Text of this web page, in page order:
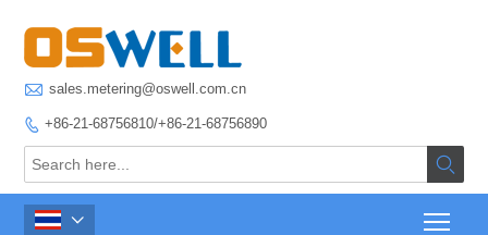
 sales.metering@oswell.com.cn
 +86-21-68756810/+86-21-68756890

